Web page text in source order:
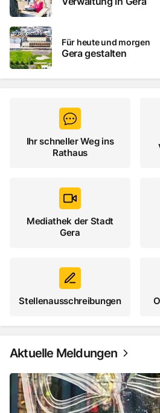
Gera gestalten, Für heute
©bw.pictures/Stadt Gera
Für heute und morgen
Gera gestalten
Ihr schneller Weg ins
Rathaus
Mediathek der Stadt
Gera
Stellenausschreibungen
Aktuelle Meldungen
Kulturförderung 2027 in